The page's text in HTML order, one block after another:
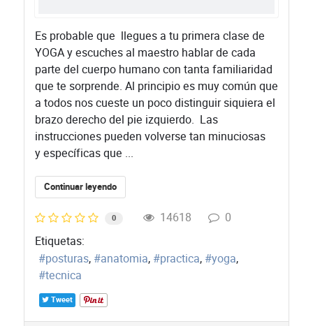
Es probable que llegues a tu primera clase de
YOGA y escuches al maestro hablar de cada
parte del cuerpo humano con tanta familiaridad
que te sorprende. Al principio es muy común que
a todos nos cueste un poco distinguir siquiera el
brazo derecho del pie izquierdo. Las
instrucciones pueden volverse tan minuciosas
y específicas que ...
Continuar leyendo
0 14618
0
Etiquetas:
posturas
anatomia practica
yoga
tecnica
Tweet